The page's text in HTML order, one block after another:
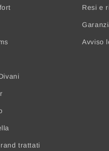
trattati
Resi e
Avviso